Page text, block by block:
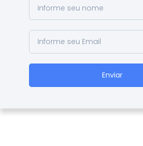
Enviar